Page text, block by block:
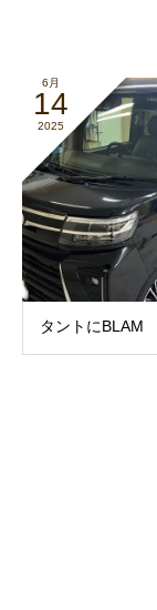
6月
14
2025
タントにBLAM